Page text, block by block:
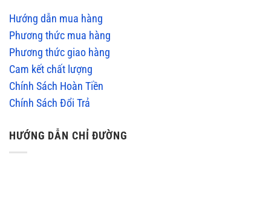
Hướng dẫn mua hàng
Phương thức mua hàng
Phương thức giao hàng
Cam kết chất lượng
Chính Sách Hoàn Tiền
Chính Sách Đổi Trả
HƯỚNG DẪN CHỈ ĐƯỜNG